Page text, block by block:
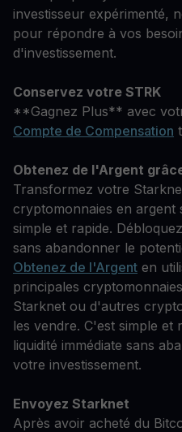
investisseur expérimenté,
pour répondre à vos
d'investissement.
Conservez votre STRK
**Gagnez Plus** avec
Compte de Compensation
Obtenez de l'Argent
Transformez votre
cryptomonnaies en argent
simple et rapide.
sans abandonner le
Obtenez de l'Argent en
principales
Starknet ou d'autres
les vendre. C'est simple et
liquidité immédiate sans
votre investissement.
Envoyez Starknet
Après avoir acheté du